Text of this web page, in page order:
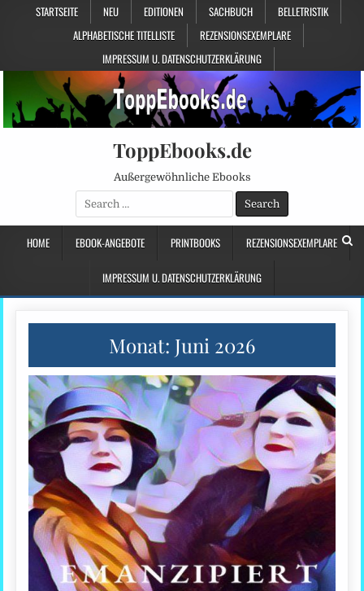
STARTSEITE NEU EDITIONEN SACHBUCH
BELLETRISTIK
ALPHABETISCHE TITELLISTE
REZENSIONSEXEMPLARE
IMPRESSUM U. DATENSCHUTZERKLÄRUNG
ToppEbooks.de
Außergewöhnliche Ebooks
Search
for:
HOME EBOOK-ANGEBOTE PRINTBOOKS REZENSIONSEXEMPLARE
IMPRESSUM U. DATENSCHUTZERKLÄRUNG
Monat: Juni 2026